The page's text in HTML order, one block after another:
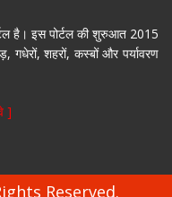
है। इस पोर्टल की शुरुआत 2015
शहरों, कस्बों और पर्यावरण
]
Reserved.